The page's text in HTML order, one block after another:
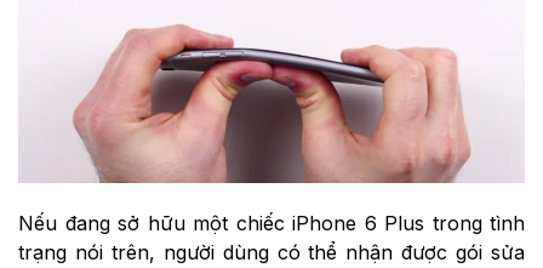
Nếu đang sở hữu một chiếc iPhone 6 Plus trong tình
trạng nói trên, người dùng có thể nhận được gói sửa